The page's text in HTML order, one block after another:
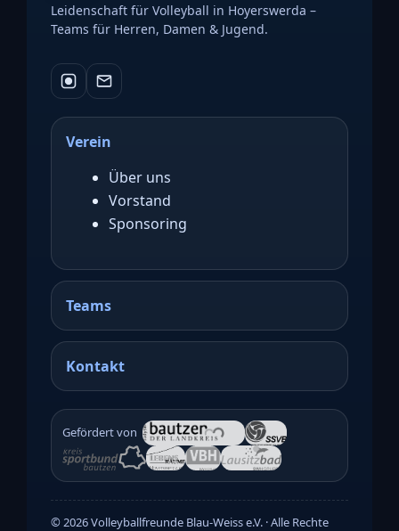
Leidenschaft für Volleyball in Hoyerswerda –
Teams für Herren, Damen & Jugend.
Verein
Über uns
Vorstand
Sponsoring
Teams
Kontakt
Gefördert von
©2026Volleyballfreunde Blau-Weiss e.V. · Alle Rechte